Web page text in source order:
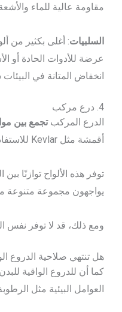
مقاومة عالية للماء
السلبيات: أغلى بكثير من
عرضة للأدوات الحادة أو
انخفاض المتانة في
4. درع مركب
الدرع المركب تجمع بين
أقمشة مثل Kevlar للاستفادة من مزايا كل منها.
توفر هذه الألواح توازنًا
يواجهون مجموعة متنوعة
ومع ذلك، قد لا توفر نفس
هل تنتهي صلاحية الدروع
كما أن للدروع الواقية
العوامل البيئية مثل